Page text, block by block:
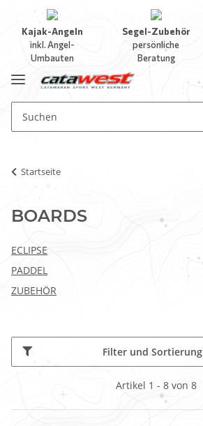
Kajak-Angeln
inkl. Angel-
Umbauten
Segel-Zubehör
persönliche
Beratung
Startseite
BOARDS
ECLIPSE
PADDEL
ZUBEHÖR
Filter und Sortierung
Artikel 1 - 8 von 8